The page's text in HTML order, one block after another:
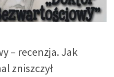
– recenzja. Jak
zniszczył